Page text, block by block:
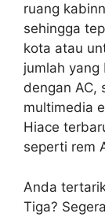
ruang
sehingga
kota atau
jumlah yang
dengan AC,
multimedia
Hiace
seperti rem
Anda
Tiga?